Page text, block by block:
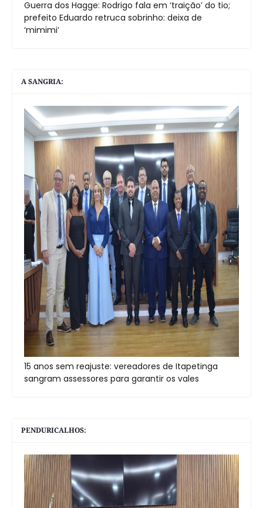
Guerra dos Hagge: Rodrigo fala em ‘traição’ do tio;
prefeito Eduardo retruca sobrinho: deixa de
‘mimimi’
A SANGRIA:
15 anos sem reajuste: vereadores de Itapetinga
sangram assessores para garantir os vales
PENDURICALHOS: